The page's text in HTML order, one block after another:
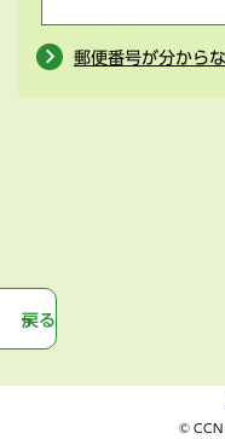
郵便番号が分から
戻る
© CCN